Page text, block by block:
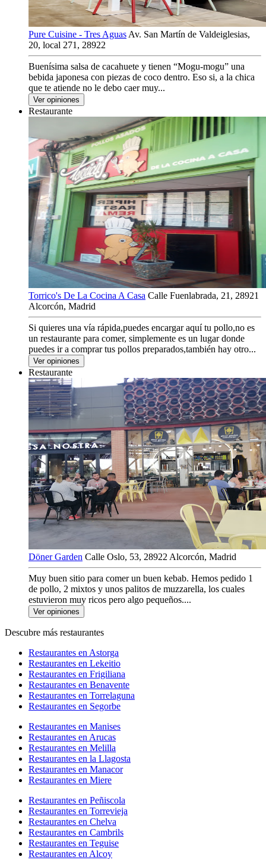
Pure Cuisine - Tres Aguas Av. San Martín de Valdeiglesias,
20, local 271, 28922
Buenísima salsa de cacahuete y tienen “Mogu-mogu” una
bebida japonesa con piezas de coco dentro. Eso si, a la chica
que te atiende no le debo caer muy...
Ver opiniones
Restaurante
Torrico's De La Cocina A Casa Calle Fuenlabrada, 21, 28921
Alcorcón, Madrid
Si quieres una vía rápida,puedes encargar aquí tu pollo,no es
un restaurante para comer, simplemente es un lugar donde
puedes ir a comprar tus pollos preparados,también hay otro...
Ver opiniones
Restaurante
Döner Garden Calle Oslo, 53, 28922 Alcorcón, Madrid
Muy buen sitio para comer un buen kebab. Hemos pedido 1
de pollo, 2 mixtos y unos palitos de muzzarella, los cuales
estuvieron muy ricos pero algo pequeños....
Ver opiniones
Descubre más restaurantes
Restaurantes en Astorga
Restaurantes en Lekeitio
Restaurantes en Frigiliana
Restaurantes en Benavente
Restaurantes en Torrelaguna
Restaurantes en Segorbe
Restaurantes en Manises
Restaurantes en Arucas
Restaurantes en Melilla
Restaurantes en la Llagosta
Restaurantes en Manacor
Restaurantes en Miere
Restaurantes en Peñiscola
Restaurantes en Torrevieja
Restaurantes en Chelva
Restaurantes en Cambrils
Restaurantes en Teguise
Restaurantes en Alcoy